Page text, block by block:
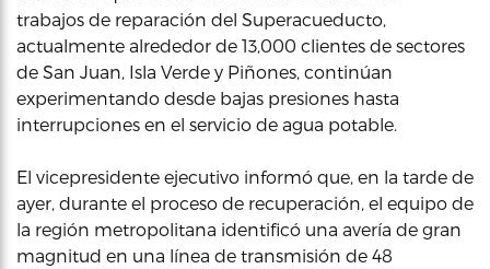
trabajos de reparación del Superacueducto,
actualmente alrededor de 13,000 clientes de sectores
de San Juan, Isla Verde y Piñones, continúan
experimentando desde bajas presiones hasta
interrupciones en el servicio de agua potable.
El vicepresidente ejecutivo informó que, en la tarde de
ayer, durante el proceso de recuperación, el equipo de
la región metropolitana identificó una avería de gran
magnitud en una línea de transmisión de 48